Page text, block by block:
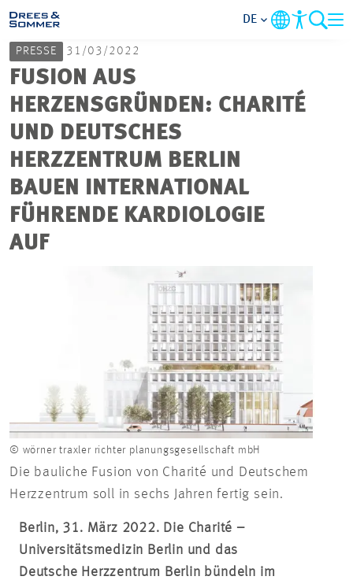
SERVICES
UNTERNEHMEN
IM FOKUS
PROJEKTE
KONTAKT
DE
PRESSE 31/03/2022
FUSION AUS
HERZENSGRÜNDEN: CHARITÉ
UND DEUTSCHES
HERZZENTRUM BERLIN
BAUEN INTERNATIONAL
FÜHRENDE KARDIOLOGIE
AUF
© wörner traxler richter planungsgesellschaft mbH
Die bauliche Fusion von Charité und Deutschem
Herzzentrum soll in sechs Jahren fertig sein.
Berlin, 31. März 2022. Die Charité –
Universitätsmedizin Berlin und das
Deutsche Herzzentrum Berlin bündeln im